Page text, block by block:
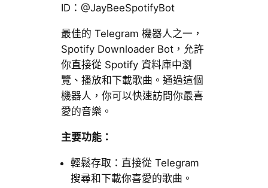
ID：@JayBeeSpotifyBot
最佳的 Telegram 機器人之一，
Spotify Downloader Bot，允許
你直接從 Spotify 資料庫中瀏
覽、播放和下載歌曲。通過這個
機器人，你可以快速訪問你最喜
愛的音樂。
主要功能：
輕鬆存取：直接從 Telegram
搜尋和下載你喜愛的歌曲。